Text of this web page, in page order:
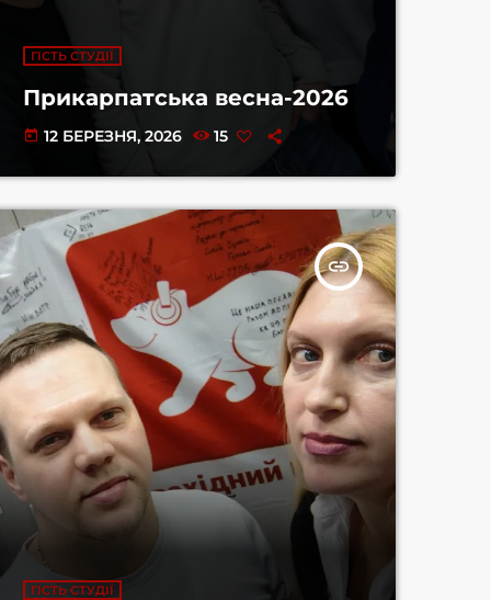
ГІСТЬ СТУДІЇ
Прикарпатська весна-2026
today 12 БЕРЕЗНЯ, 2026 15
insert_link
ГІСТЬ СТУДІЇ